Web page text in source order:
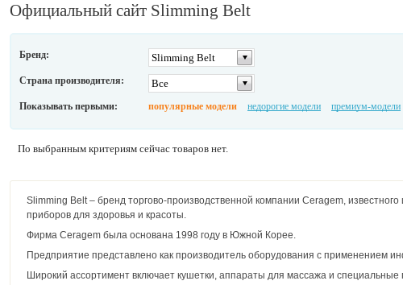
Официальный сайт Slimming Belt
Бренд: Slimming Belt
Страна производителя: Все
Показывать первыми: популярные модели недорогие модели премиум-модели
По выбранным критериям сейчас товаров нет.
Slimming Belt – бренд торгово-производственной компании Ceragem, известного
приборов для здоровья и красоты.
Фирма Ceragem была основана 1998 году в Южной Корее.
Предприятие представлено как производитель оборудования с применением
Широкий ассортимент включает кушетки, аппараты для массажа и специальные